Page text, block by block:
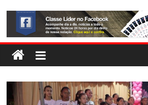
ALTERNATIVAS
LORENA, PINDAMONHANGABA E
PELA FÁBRICA DA COCA-COLA!